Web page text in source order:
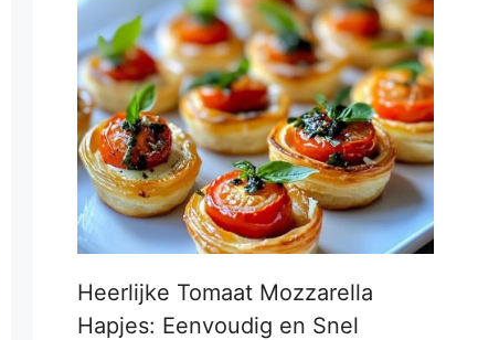
Heerlijke Tomaat Mozzarella
Hapjes: Eenvoudig en Snel